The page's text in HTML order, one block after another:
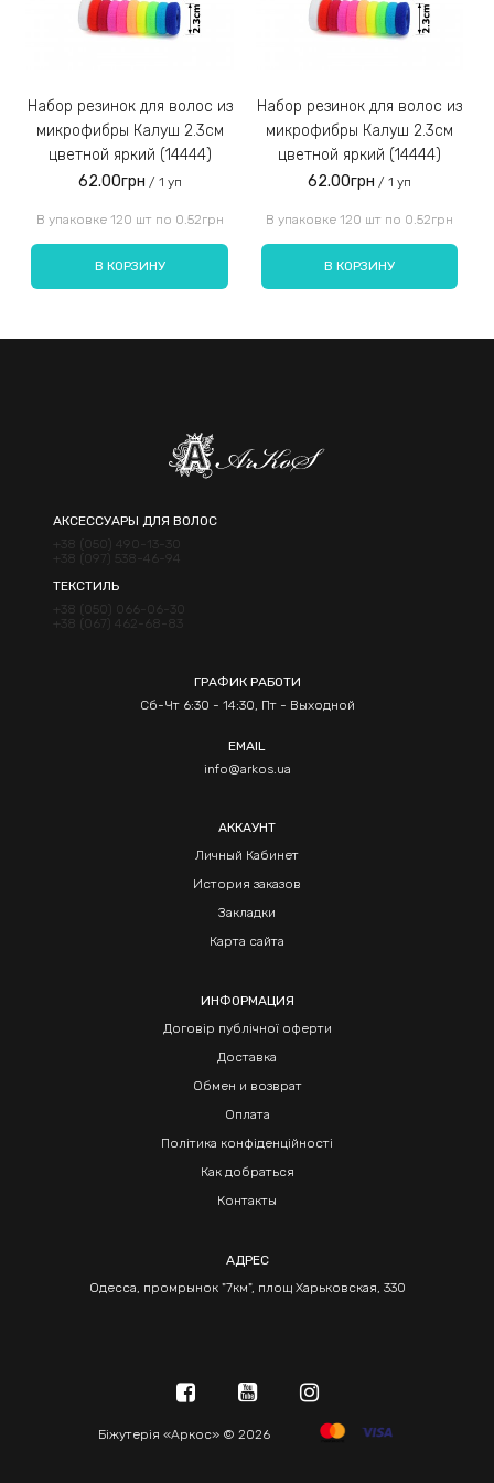
наконечниками. Можно носить обруч без украшений.
Основа выглядит строго и стильно.
Набор резинок для волос из
микрофибры Калуш 2.3см
цветной яркий (14444)
62.00грн / 1 уп
В упаковке 120 шт по 0.52грн
В КОРЗИНУ
Набор резинок для волос из
микрофибры Калуш 2.3см
цветной яркий (14444)
62.00грн / 1 уп
В упаковке 120 шт по 0.52грн
В КОРЗИНУ
АКСЕССУАРЫ ДЛЯ ВОЛОС
+38 (050) 490-13-30
+38 (097) 538-46-94
ТЕКСТИЛЬ
+38 (050) 066-06-30
+38 (067) 462-68-83
ГРАФИК РАБОТИ
Сб-Чт 6:30 - 14:30, Пт - Выходной
EMAIL
info@arkos.ua
АККАУНТ
Личный Кабинет
История заказов
Закладки
Карта сайта
ИНФОРМАЦИЯ
Договір публічної оферти
Доставка
Обмен и возврат
Оплата
Політика конфіденційності
Как добраться
Контакты
АДРЕС
Одесса, промрынок "7км", площ Харьковская, 330
Біжутерія «Аркос» © 2026